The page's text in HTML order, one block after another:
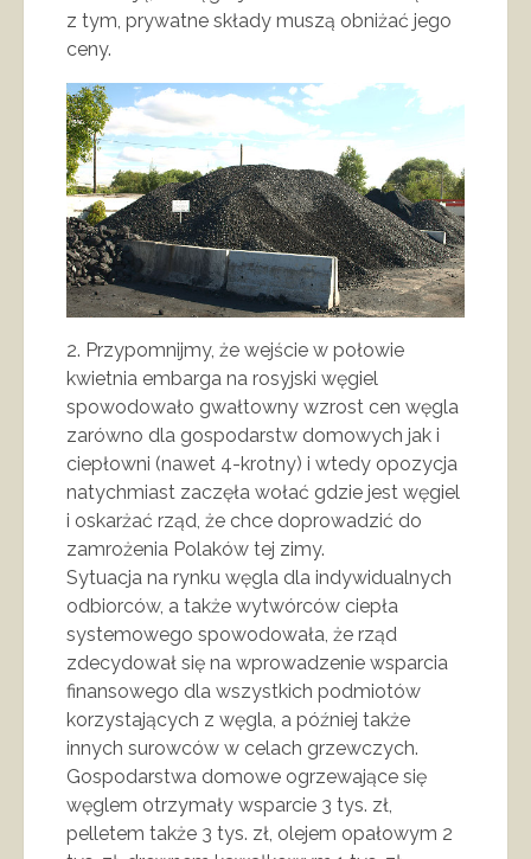
z tym, prywatne składy muszą obniżać jego
ceny.
2. Przypomnijmy, że wejście w połowie
kwietnia embarga na rosyjski węgiel
spowodowało gwałtowny wzrost cen węgla
zarówno dla gospodarstw domowych jak i
ciepłowni (nawet 4-krotny) i wtedy opozycja
natychmiast zaczęła wołać gdzie jest węgiel
i oskarżać rząd, że chce doprowadzić do
zamrożenia Polaków tej zimy.
Sytuacja na rynku węgla dla indywidualnych
odbiorców, a także wytwórców ciepła
systemowego spowodowała, że rząd
zdecydował się na wprowadzenie wsparcia
finansowego dla wszystkich podmiotów
korzystających z węgla, a później także
innych surowców w celach grzewczych.
Gospodarstwa domowe ogrzewające się
węglem otrzymały wsparcie 3 tys. zł,
pelletem także 3 tys. zł, olejem opałowym 2